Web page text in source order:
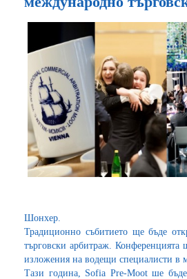
Шонхер.
Традиционно събитието ще бъде
търговски арбитраж.
изложения на водещи специалисти в
Тази година, Sofia Pre-Moot ше